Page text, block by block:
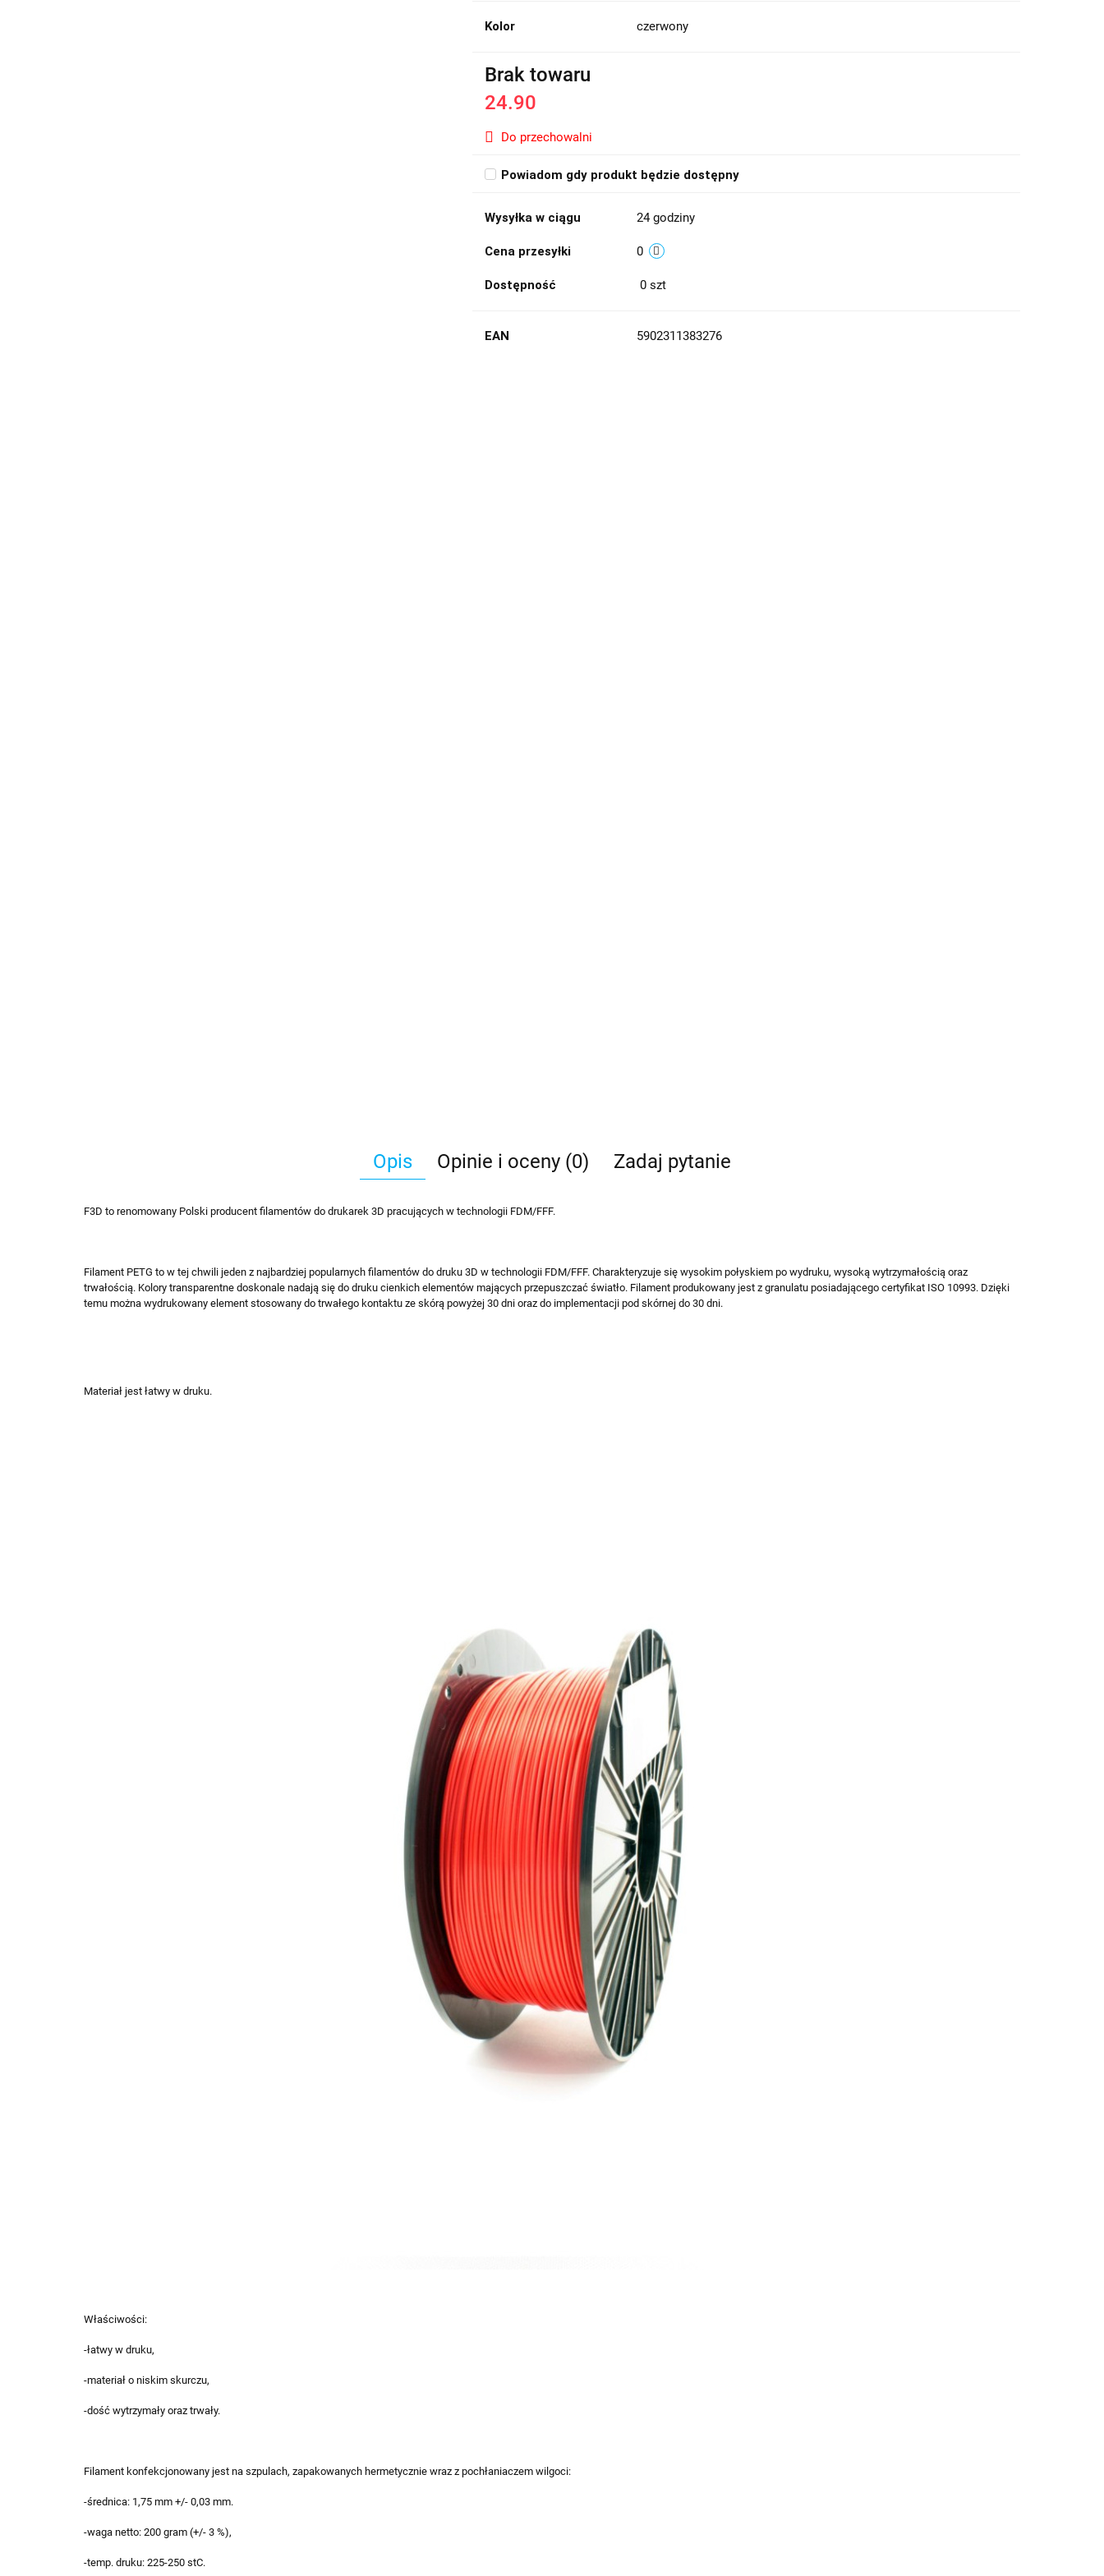
Kolor czerwony
Brak towaru
24.90
Do przechowalni
Powiadom gdy produkt będzie dostępny
Wysyłka w ciągu 24 godziny
Cena przesyłki 0
Dostępność 0 szt
EAN 5902311383276
Opis Opinie i oceny (0) Zadaj pytanie
F3D to renomowany Polski producent filamentów do drukarek 3D pracujących w technologii FDM/FFF.
Filament PETG to w tej chwili jeden z najbardziej popularnych filamentów do druku 3D w technologii FDM/FFF. Charakteryzuje się wysokim połyskiem po wydruku, wysoką wytrzymałością oraz
trwałością. Kolory transparentne doskonale nadają się do druku cienkich elementów mających przepuszczać światło. Filament produkowany jest z granulatu posiadającego certyfikat ISO 10993. Dzięki
temu można wydrukowany element stosowany do trwałego kontaktu ze skórą powyżej 30 dni oraz do implementacji pod skórnej do 30 dni.
Materiał jest łatwy w druku.
Właściwości:
-łatwy w druku,
-materiał o niskim skurczu,
-dość wytrzymały oraz trwały.
Filament konfekcjonowany jest na szpulach, zapakowanych hermetycznie wraz z pochłaniaczem wilgoci:
-średnica: 1,75 mm +/- 0,03 mm.
-waga netto: 200 gram (+/- 3 %),
-temp. druku: 225-250 stC.